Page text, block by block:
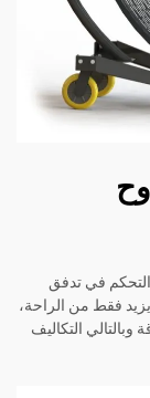
التحكم في تدفق
يزيد فقط من الراحة،
التكاليف